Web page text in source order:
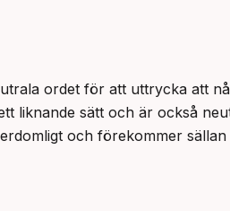
ordet för att uttrycka att
liknande sätt och är också
och förekommer